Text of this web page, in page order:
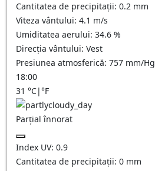
Cantitatea de precipitații: 0.2 mm
Viteza vântului: 4.1 m/s
Umiditatea aerului: 34.6 %
Direcția vântului: Vest
Presiunea atmosferică: 757 mm/Hg
18:00
31 °C|°F
Parțial înnorat
Index UV: 0.9
Cantitatea de precipitații: 0 mm